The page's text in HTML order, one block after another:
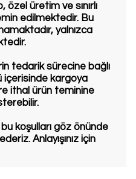
üretim ve sınırlı
edilmektedir. Bu
yalnızca
tedarik sürecine bağlı
içerisinde kargoya
ithal ürün teminine
koşulları göz önünde
Anlayışınız için